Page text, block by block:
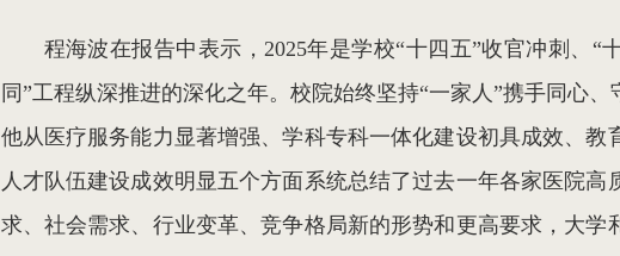
程海波在报告中表示，2025年是学校“十四五”收官冲刺、“
同”工程纵深推进的深化之年。校院始终坚持“一家人”携手同心
他从医疗服务能力显著增强、学科专科一体化建设初具成效、教
人才队伍建设成效明显五个方面系统总结了过去一年各家医院
求、社会需求、行业变革、竞争格局新的形势和更高要求，大学